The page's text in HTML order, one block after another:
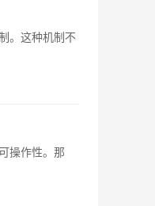
。这种机制不
操作性。那